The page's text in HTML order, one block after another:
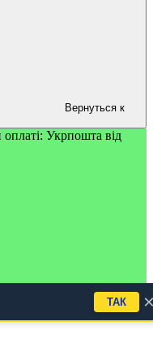
Вернуться к
Укрпошта від
ТАК